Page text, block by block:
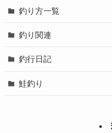
釣り方一覧
釣り関連
釣行日記
鮭釣り